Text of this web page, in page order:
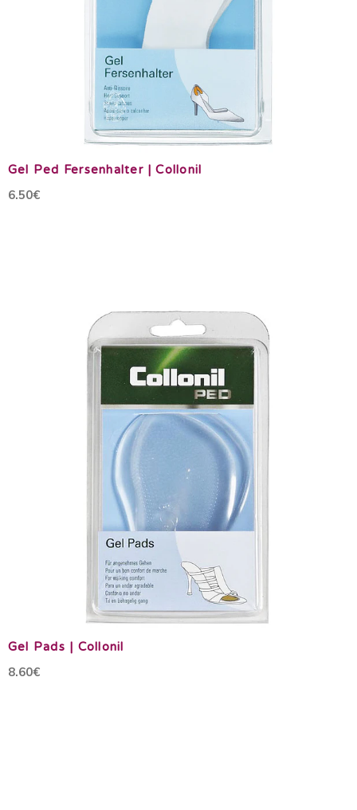
Gel Ped Fersenhalter | Collonil
6.50€
Gel Pads | Collonil
8.60€